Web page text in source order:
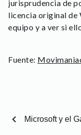
jurisprudencia de
licencia original de
equipo y a ver si
Fuente:
chevron_left Microsoft y el